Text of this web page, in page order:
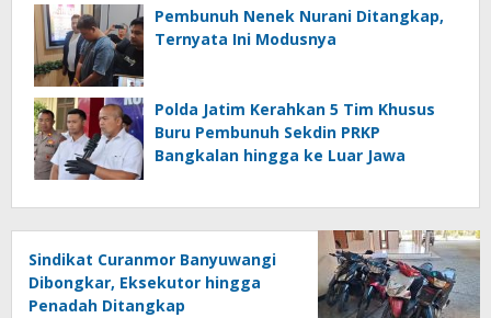
Pembunuh Nenek Nurani Ditangkap,
Ternyata Ini Modusnya
Polda Jatim Kerahkan 5 Tim Khusus
Buru Pembunuh Sekdin PRKP
Bangkalan hingga ke Luar Jawa
Sindikat Curanmor Banyuwangi
Dibongkar, Eksekutor hingga
Penadah Ditangkap